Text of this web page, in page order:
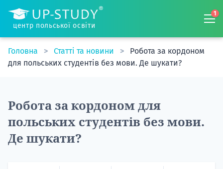
центр польської освіти
1
Головна Статті та новини
Робота за кордоном
для польських студентів без мови. Де шукати?
Робота за кордоном для
польських студентів без мови.
Де шукати?